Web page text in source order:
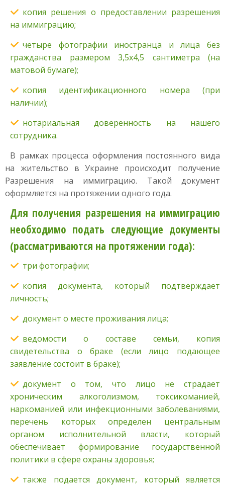
копия решения о предоставлении разрешения
на иммиграцию;
четыре фотографии иностранца и лица без
гражданства размером 3,5х4,5 сантиметра (на
матовой бумаге);
копия идентификационного номера (при
наличии);
нотариальная доверенность на нашего
сотрудника.
В рамках процесса оформления постоянного вида
на жительство в Украине происходит получение
Разрешения на иммиграцию. Такой документ
оформляется на протяжении одного года.
Для получения разрешения на иммиграцию
необходимо подать следующие документы
(рассматриваются на протяжении года):
три фотографии;
копия документа, который подтверждает
личность;
документ о месте проживания лица;
ведомости о составе семьи, копия
свидетельства о браке (если лицо подающее
заявление состоит в браке);
документ о том, что лицо не страдает
хроническим алкоголизмом, токсикоманией,
наркоманией или инфекционными заболеваниями,
перечень которых определен центральным
органом исполнительной власти, который
обеспечивает формирование государственной
политики в сфере охраны здоровья;
также подается документ, который является